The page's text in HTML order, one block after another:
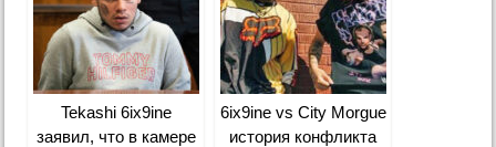
Tekashi 6ix9ine
заявил, что в камере
6ix9ine vs City Morgue
история конфликта